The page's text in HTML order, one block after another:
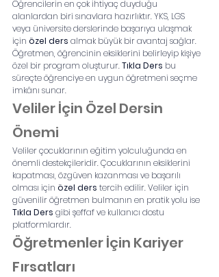
Öğrencilerin en çok ihtiyaç duyduğu
alanlardan biri sınavlara hazırlıktır. YKS, LGS
veya üniversite derslerinde başarıya ulaşmak
için özel ders almak büyük bir avantaj sağlar.
Öğretmen, öğrencinin eksiklerini belirleyip kişiye
özel bir program oluşturur. Tıkla Ders bu
süreçte öğrenciye en uygun öğretmeni seçme
imkânı sunar.
Veliler İçin Özel Dersin
Önemi
Veliler çocuklarının eğitim yolculuğunda en
önemli destekçileridir. Çocuklarının eksiklerini
kapatması, özgüven kazanması ve başarılı
olması için özel ders tercih edilir. Veliler için
güvenilir öğretmen bulmanın en pratik yolu ise
Tıkla Ders gibi şeffaf ve kullanıcı dostu
platformlardır.
Öğretmenler İçin Kariyer
Fırsatları